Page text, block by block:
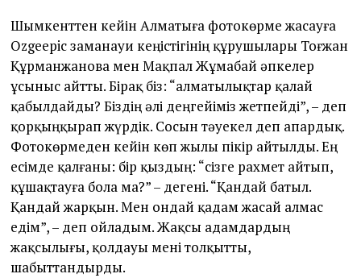
Шымкенттен кейін Алматыға фотокөрме жасауға
Ozgeepic заманауи кеңістігінің құрушылары Тоғжан
Құрманжанова мен Мақпал Жұмабай әпкелер
ұсыныс айтты. Бірақ біз: “алматылықтар қалай
қабылдайды? Біздің әлі деңгейіміз жетпейді”, – деп
қорқыңқырап жүрдік. Сосын тәуекел деп апардық.
Фотокөрмеден кейін көп жылы пікір айтылды. Ең
есімде қалғаны: бір қыздың: “сізге рахмет айтып,
құшақтауға бола ма?” – дегені. “Қандай батыл.
Қандай жарқын. Мен ондай қадам жасай алмас
едім”, – деп ойладым. Жақсы адамдардың
жақсылығы, қолдауы мені толқытты,
шабыттандырды.